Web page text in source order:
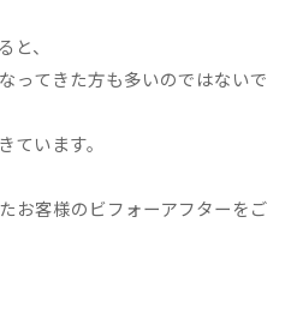
、
ってきた方も多いのではないで
ています。
お客様のビフォーアフターをご